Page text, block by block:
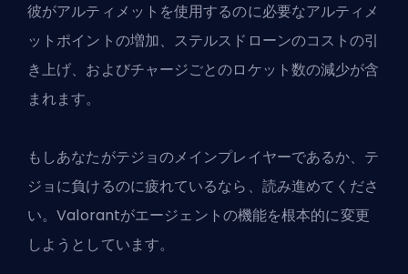
彼がアルティメットを使用するのに必要なアルティメ
ットポイントの増加、ステルスドローンのコストの引
き上げ、およびチャージごとのロケット数の減少が含
まれます。
もしあなたがテジョのメインプレイヤーであるか、テ
ジョに負けるのに疲れているなら、読み進めてくださ
い。Valorantがエージェントの機能を根本的に変更
しようとしています。